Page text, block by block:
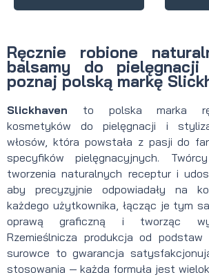
Ręcznie robione
balsamy do
poznaj polską markę
Slickhaven to polska marka
kosmetyków do pielęgnacji i
włosów, która powstała z pasji do
specyfików pielęgnacyjnych.
tworzenia naturalnych receptur i
aby precyzyjnie odpowiadały na
każdego użytkownika, łącząc je tym
oprawą graficzną i tworząc
Rzemieślnicza produkcja od
surowce to gwarancja
stosowania — każda formuła jest